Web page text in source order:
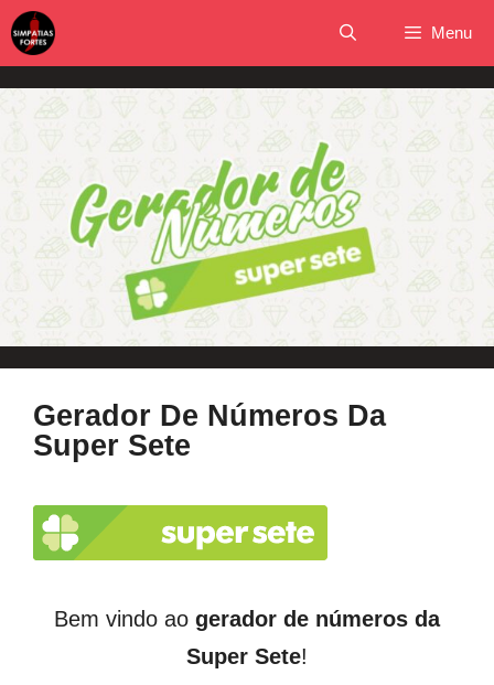
Pular
para
o
Menu
Gerador De Números Da
Super Sete
Bem vindo ao gerador de números da
Super Sete!